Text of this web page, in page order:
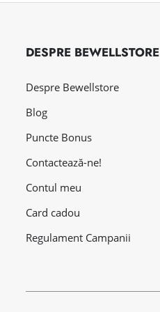
DESPRE BEWELLSTORE
Despre Bewellstore
Blog
Puncte Bonus
Contactează-ne!
Contul meu
Card cadou
Regulament Campanii